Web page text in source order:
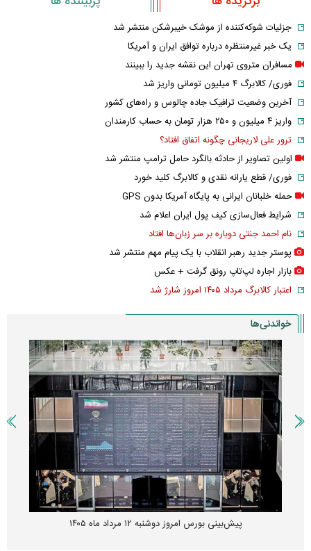
جزئیات شوکه‌کننده از موشک خیبرشکن منتشر شد
یک خبر غیرمنتظره درباره توافق ایران و آمریکا
مسافران متروی تهران این نقشه جدید را ببینند
فوری/ کالابرگ ۴ میلیون تومانی واریز شد
آخرین وضعیت ترافیک جاده چالوس و راه‌های کشور
واریز ۴ میلیون و ۲۵۰ هزار تومان به حساب کارمندان
ترور علی لاریجانی چگونه اتفاق افتاد؟
اولین تصاویر از حادثه بالگرد حامل ترامپ منتشر شد
فوری/ قطع یارانه نقدی و کالابرگ کلید خورد
حمله خلبانان ایرانی به پایگاه آمریکا بدون GPS
شرایط فعال‌سازی کیف پول ایران اعلام شد
نام احمد جنتی دوباره بر سر زبان‌ها افتاد
پوستر جدید رهبر انقلاب با یک پیام مهم منتشر شد
بازار اجاره لپ‌تاپ رونق گرفت + عکس
اعتبار کالابرگ مرداد ۱۴۰۵ امروز شارژ شد
خواندنی‌ها
پیش‌بینی بورس امروز دوشنبه ۱۲ مرداد ماه ۱۴۰۵